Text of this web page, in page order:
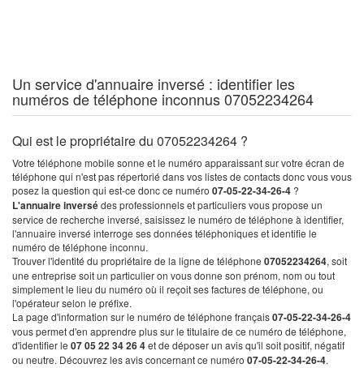
Un service d'annuaire inversé : identifier les
numéros de téléphone inconnus 07052234264
Qui est le propriétaire du 07052234264 ?
Votre téléphone mobile sonne et le numéro apparaissant sur votre écran de
téléphone qui n'est pas répertorié dans vos listes de contacts donc vous vous
posez la question qui est-ce donc ce numéro 07-05-22-34-26-4 ?
L'annuaire inversédes professionnels et particuliers vous propose un
service de recherche inversé, saisissez le numéro de téléphone à identifier,
l'annuaire inversé interroge ses données téléphoniques et identifie le
numéro de téléphone inconnu.
Trouver l'identité du propriétaire de la ligne de téléphone 07052234264, soit
une entreprise soit un particulier on vous donne son prénom, nom ou tout
simplement le lieu du numéro où il reçoit ses factures de téléphone, ou
l'opérateur selon le préfixe.
La page d'information sur le numéro de téléphone français07-05-22-34-26-4
vous permet d'en apprendre plus sur le titulaire de ce numéro de téléphone,
d'identifier le 07 05 22 34 26 4et de déposer un avis qu'il soit positif, négatif
ou neutre. Découvrez les avis concernant ce numéro 07-05-22-34-26-4.